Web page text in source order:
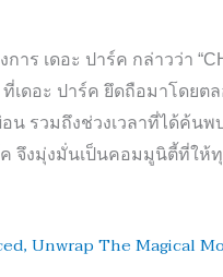
าร เดอะ ปาร์ค กล่าวว่า “
ที่เดอะ ปาร์ค ยึดถือมาโดยต
น รวมถึงช่วงเวลาที่ได้ค้น
ค จึงมุ่งมั่นเป็นคอมมูนิตี้ที่ใ